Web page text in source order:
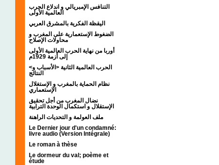
التنافس الإمبريالي و اندلاع الحرب
العالمية الأولى
اليقظة الفكرية بالمشرق العربي
الضغوط الإستعمارية على المغرب و
محاولات الإصلاح
أوربا من نهاية الحرب العالمية الأولى
إلى أزمة 1929م
<الحرب العالمية الثانية <الأسباب و
النتائج
نظام الحماية بالمغرب و الإستغلال
الإستعماري
نضال المغرب من أجل تحقيق
الإستقلال و استكمال الوحدة الترابية
ملف العولمة و التحديات الراهنة
Le Dernier jour d'un condamné:
livre audio (Version Intégrale)
Le roman à thèse
Le dormeur du val; poème et
étude